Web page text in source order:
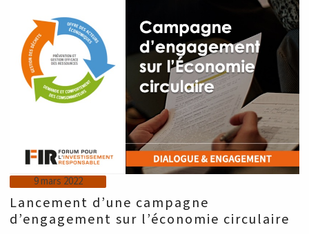
9 mars 2022
Lancement d’une campagne
d’engagement sur l’économie circulaire